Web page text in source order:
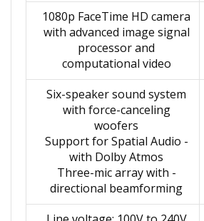
1080p FaceTime HD camera
with advanced image signal
processor and
computational video
Six-speaker sound system
with force-canceling
woofers
- Support for Spatial Audio
with Dolby Atmos
- Three-mic array with
directional beamforming